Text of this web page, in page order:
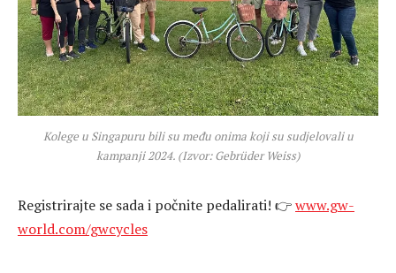
Kolege u Singapuru bili su među onima koji su sudjelovali u
kampanji 2024. (Izvor: Gebrüder Weiss)
Registrirajte se sada i počnite pedalirati! 👉www.gw-
world.com/gwcycles